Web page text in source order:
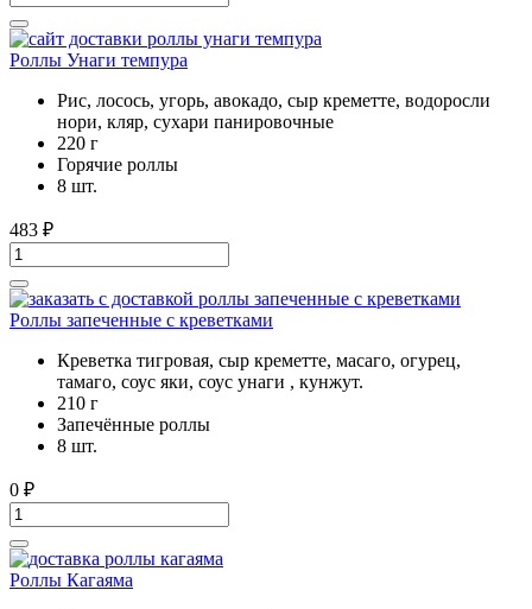
Роллы Унаги темпура
Рис, лосось, угорь, авокадо, сыр креметте, водоросли
нори, кляр, сухари панировочные
220 г
Горячие роллы
8 шт.
483 ₽
Роллы запеченные с креветками
Креветка тигровая, сыр креметте, масаго, огурец,
тамаго, соус яки, соус унаги , кунжут.
210 г
Запечённые роллы
8 шт.
0 ₽
Роллы Кагаяма